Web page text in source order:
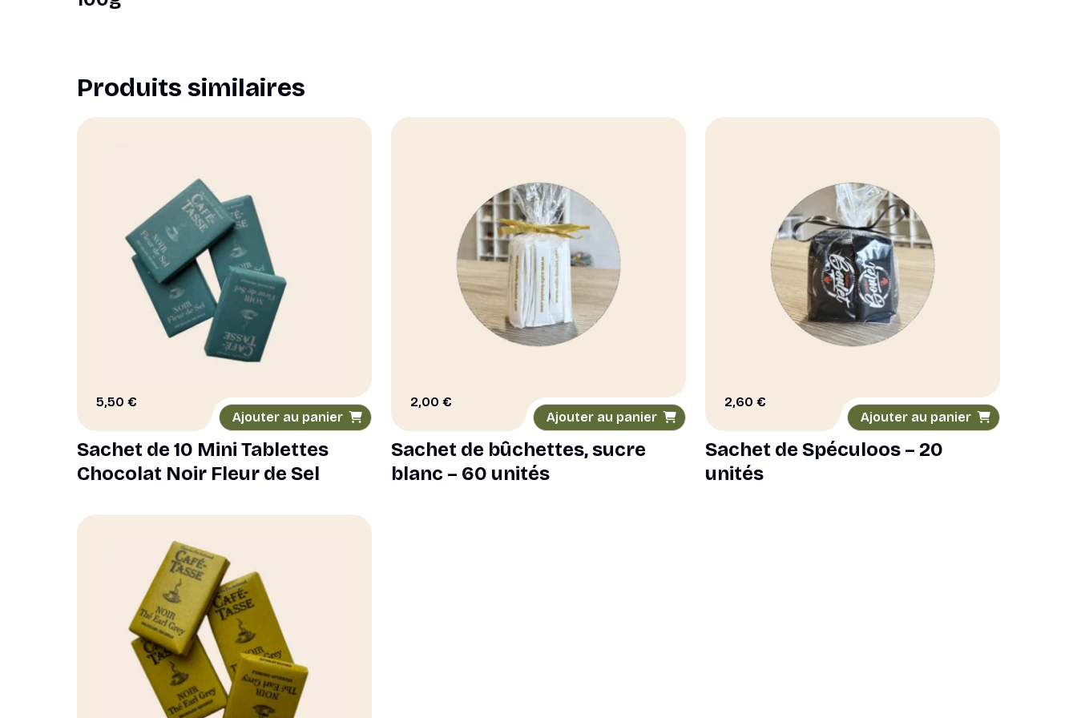
Produits similaires
5,50 €
Ajouter au panier
Sachet de 10 Mini Tablettes
Chocolat Noir Fleur de Sel
2,00 €
Ajouter au panier
Sachet de bûchettes, sucre
blanc – 60 unités
2,60 €
Ajouter au panier
Sachet de Spéculoos – 20
unités